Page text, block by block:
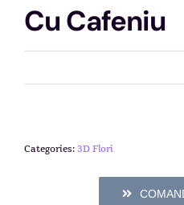
Cu Cafeniu
Categories:3D Flori